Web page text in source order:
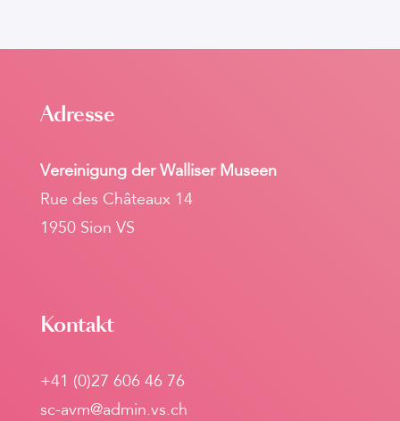
Adresse
Vereinigung der Walliser Museen
Rue des Châteaux 14
1950 Sion VS
Kontakt
+41 (0)27 606 46 76
sc-avm@admin.vs.ch